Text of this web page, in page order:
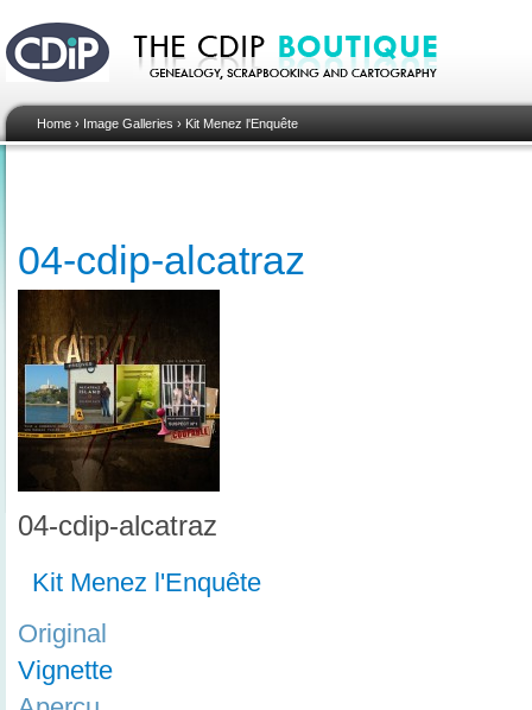
Home › Image Galleries › Kit Menez l'Enquête
04-cdip-alcatraz
04-cdip-alcatraz
Kit Menez l'Enquête
Original
Vignette